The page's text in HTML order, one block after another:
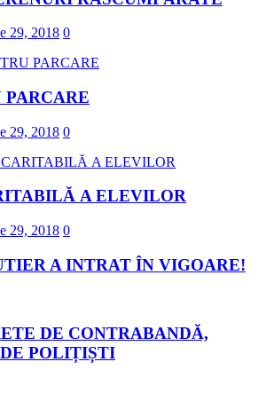
29, 2018 0
PARCARE
29, 2018 0
A ELEVILOR
29, 2018 0
A INTRAT ÎN VIGOARE!
DE CONTRABANDĂ,
POLIȚIȘTI